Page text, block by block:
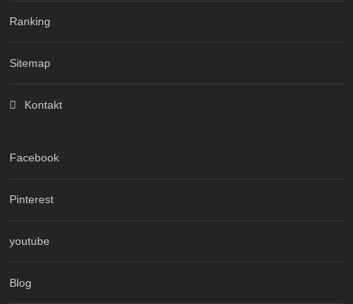
Ranking
Sitemap
Kontakt
Facebook
Pinterest
youtube
Blog